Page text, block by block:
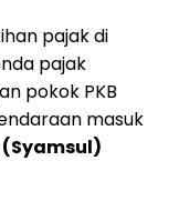
pajak di
pajak
pokok PKB
masuk
(Syamsul)